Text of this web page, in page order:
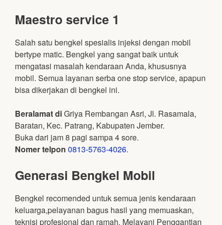
Maestro service 1
Salah satu bengkel spesialis injeksi dengan mobil
bertype matic. Bengkel yang sangat baik untuk
mengatasi masalah kendaraan Anda, khususnya
mobil. Semua layanan serba one stop service, apapun
bisa dikerjakan di bengkel ini.
Beralamat diGriya Rembangan Asri, Jl. Rasamala,
Baratan, Kec. Patrang, Kabupaten Jember.
Buka dari jam 8 pagi sampa 4 sore.
Nomer telpon 0813-5763-4026.
Generasi Bengkel Mobil
Bengkel recomended untuk semua jenis kendaraan
keluarga,pelayanan bagus hasil yang memuaskan,
teknisi profesional dan ramah. Melayani Penggantian